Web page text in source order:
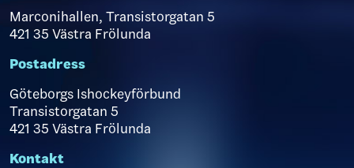
Marconihallen, Transistorgatan 5
421 35 Västra Frölunda
Postadress
Göteborgs Ishockeyförbund
Transistorgatan 5
421 35 Västra Frölunda
Kontakt